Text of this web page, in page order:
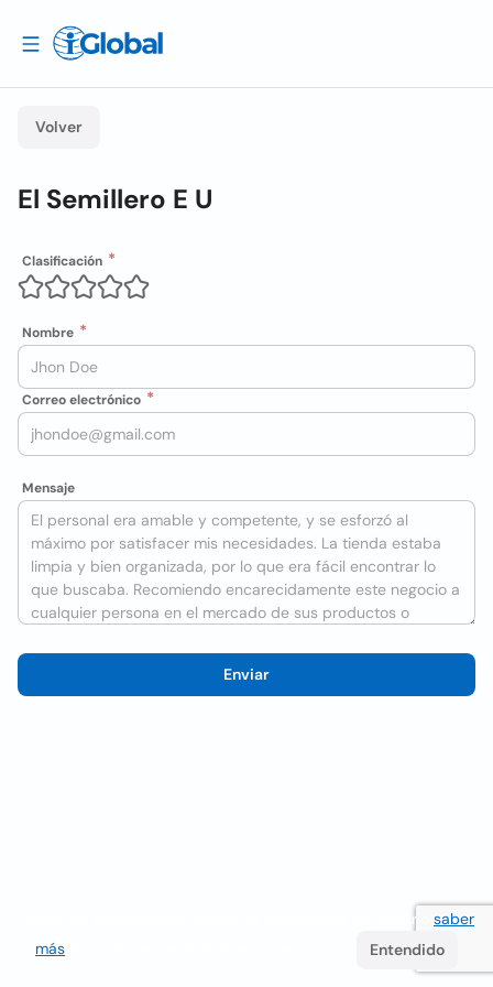
Volver
El Semillero E U
Clasificación
Nombre
Correo electrónico
Mensaje
Enviar
Utilizamos cookies para mejorar la experiencia del usuario saber
más
Entendido